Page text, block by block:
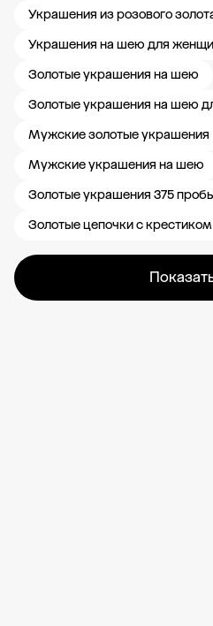
Украшения из розового
Украшения на шею для
Золотые украшения на шею
Золотые украшения на шею
Мужские золотые украшения
Мужские украшения на шею
Золотые украшения 375
Золотые цепочки с крестиком